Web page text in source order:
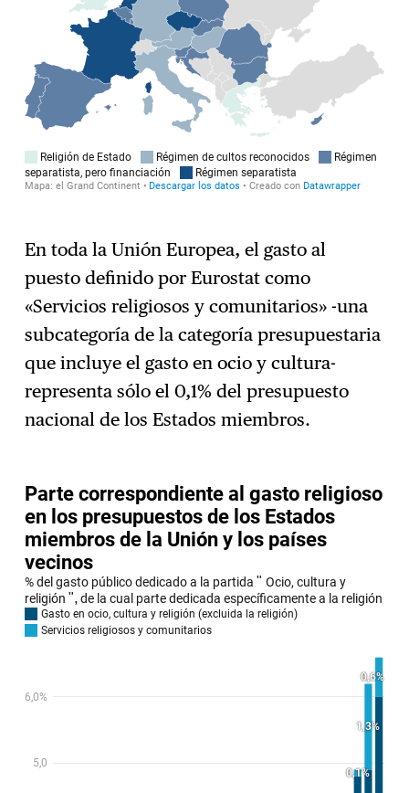
En toda la Unión Europea, el gasto al
puesto definido por Eurostat como
«Servicios religiosos y comunitarios» -una
subcategoría de la categoría presupuestaria
que incluye el gasto en ocio y cultura-
representa sólo el 0,1% del presupuesto
nacional de los Estados miembros.